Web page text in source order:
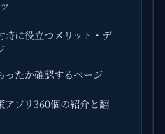
時に役立つメリット・デ
ったか確認するページ
アプリ360個の紹介と翻